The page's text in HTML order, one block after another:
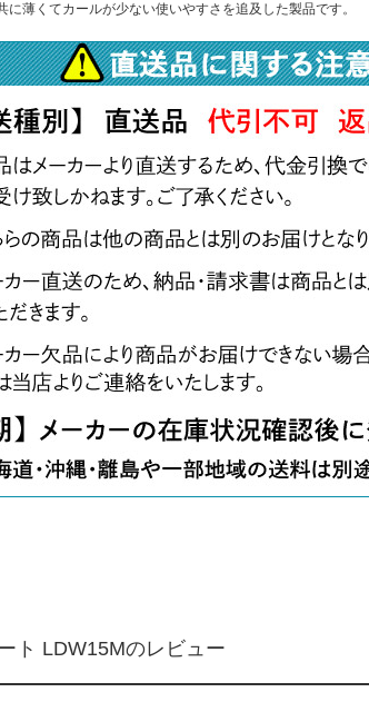
に薄くてカールが少ない使いやすさを追及した製品です。
ト LDW15Mのレビュー